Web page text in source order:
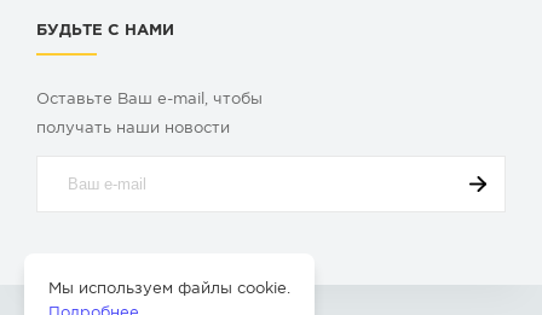
БУДЬТЕ С НАМИ
Оставьте Ваш e-mail, чтобы
получать наши новости
Мы используем файлы cookie.